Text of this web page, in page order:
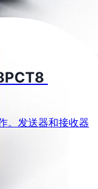
。发送器和接收器